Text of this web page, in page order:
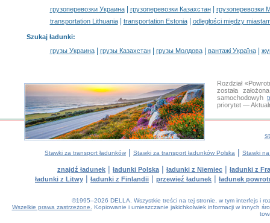
грузоперевозки Украина| грузоперевозки Казахстан|
грузоперевозки
transportation Lithuania| transportation Estonia| odległości między
Szukaj ładunki:
грузы Украина| грузы Казахстан| грузы Молдова| вантажі Україна|
Rozdział
została
samochodowyh
priorytet —
Stawki za transport ładunków | Stawki za transport ładunków Polska | Stawki
znajdź ładunek | ładunki Polska | ładunki z Niemiec | ładunki z
ładunki z Litwy | ładunki z Finlandii | przewieź ładunek | ładunek
©1995–2026 DELLA. Wszystkie treści na tej stronie, w tym interfejs i
Wszelkie prawa zastrzeżone.
Kopiowanie i umieszczanie jakichkolwiek informacji w innych